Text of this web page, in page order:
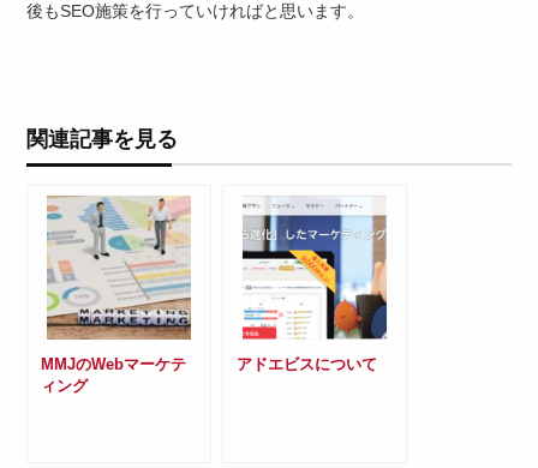
後もSEO施策を行っていければと思います。
関連記事を見る
MMJのWebマーケテ
ィング
アドエビスについて